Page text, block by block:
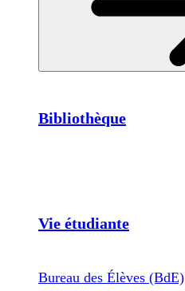
Bibliothèque
Vie étudiante
Bureau des Élèves (BdE)